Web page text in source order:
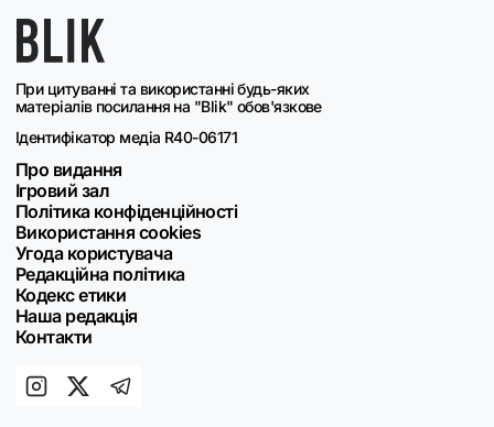
При цитуванні та використанні будь-яких
матеріалів посилання на "Blik" обов'язкове
Ідентифікатор медіа R40-06171
Про видання
Ігровий зал
Політика конфіденційності
Використання cookies
Угода користувача
Редакційна політика
Кодекс етики
Наша редакція
Контакти